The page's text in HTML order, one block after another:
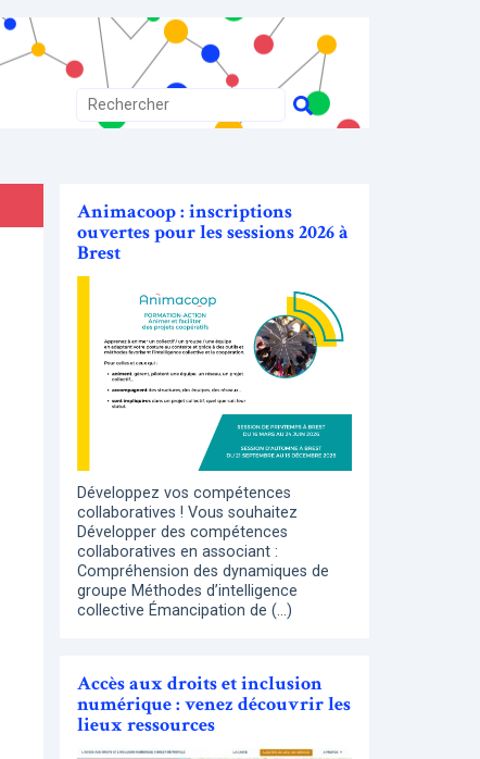
Animacoop : inscriptions
ouvertes pour les sessions 2026 à
Brest
Développez vos compétences
collaboratives ! Vous souhaitez
Développer des compétences
collaboratives en associant :
Compréhension des dynamiques de
groupe Méthodes d’intelligence
collective Émancipation de (…)
Accès aux droits et inclusion
numérique : venez découvrir les
lieux ressources